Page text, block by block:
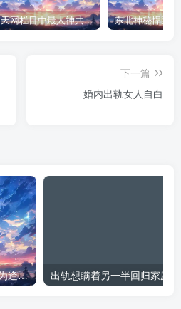
天网栏目中最人神共愤的一期《消失的夫妻》
下一篇
婚内出轨女人自白
54岁女人出轨自述：本以为逢场作戏